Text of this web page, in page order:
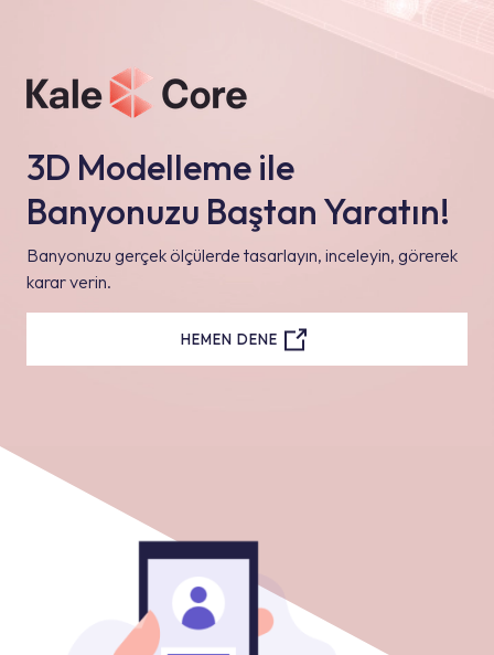
3D Modelleme ile
Banyonuzu Baştan Yaratın!
Banyonuzu gerçek ölçülerde tasarlayın, inceleyin, görerek
karar verin.
HEMEN DENE